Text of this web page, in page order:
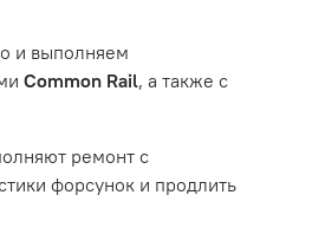
тормозные колодки,
и выполняем
Common Rail, а также с
ремонт с
форсунок и продлить